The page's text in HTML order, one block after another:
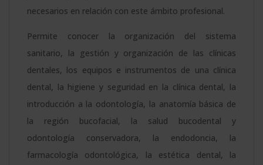
necesarios en relación con este ámbito profesional.
Permite conocer la organización del sistema
sanitario, la gestión y organización de las clínicas
dentales, los equipos e instrumentos de una clínica
dental, la higiene y seguridad en la clínica dental, la
introducción a la odontología, la anatomía básica de
la región bucofacial, la salud bucodental y
odontología conservadora, la endodoncia, la
farmacología odontológica, la estética dental, la